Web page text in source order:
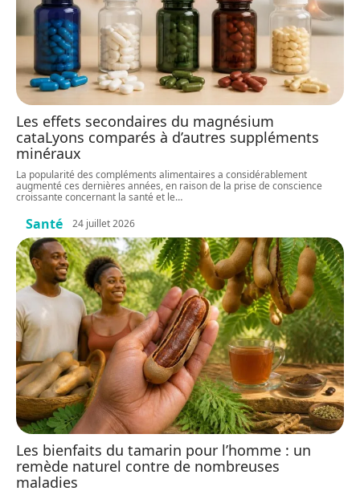
Les effets secondaires du magnésium
cataLyons comparés à d’autres suppléments
minéraux
La popularité des compléments alimentaires a considérablement
augmenté ces dernières années, en raison de la prise de conscience
croissante concernant la santé et le…
Santé 24 juillet 2026
Les bienfaits du tamarin pour l’homme : un
remède naturel contre de nombreuses
maladies